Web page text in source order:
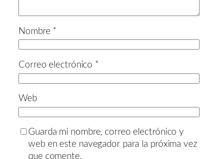
Nombre *
Correo electrónico *
Web
Guarda mi nombre, correo electrónico y
web en este navegador para la próxima vez
que comente.